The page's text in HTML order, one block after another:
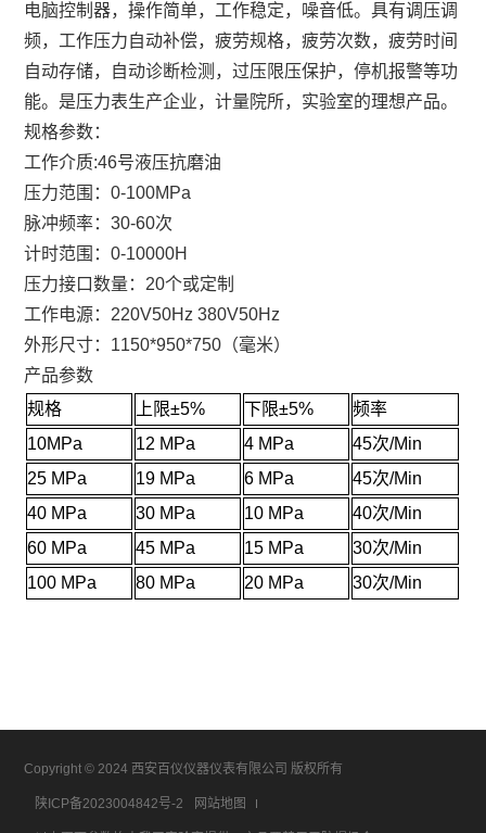
电脑控制器，操作简单，工作稳定，噪音低。具有调压调
频，工作压力自动补偿，疲劳规格，疲劳次数，疲劳时间
自动存储，自动诊断检测，过压限压保护，停机报警等功
能。是压力表生产企业，计量院所，实验室的理想产品。
规格参数：
工作介质:46号液压抗磨油
压力范围：0-100MPa
脉冲频率：30-60次
计时范围：0-10000H
压力接口数量：20个或定制
工作电源：220V50Hz 380V50Hz
外形尺寸：1150*950*750（毫米）
产品参数
规格
上限±5% 下限±5%
频率
10MPa
12 MPa 4 MPa
45次/Min
25 MPa
19 MPa 6 MPa
45次/Min
40 MPa
30 MPa 10 MPa
40次/Min
60 MPa
45 MPa 15 MPa
30次/Min
100 MPa
80 MPa 20 MPa 30次/Min
Copyright © 2024 西安百仪仪器仪表有限公司 版权所有
陕ICP备2023004842号-2 网站地图